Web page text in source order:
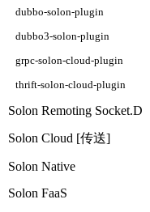
dubbo-solon-plugin
dubbo3-solon-plugin
grpc-solon-cloud-plugin
thrift-solon-cloud-plugin
Solon Remoting Socket.D
Solon Cloud [传送]
Solon Native
Solon FaaS